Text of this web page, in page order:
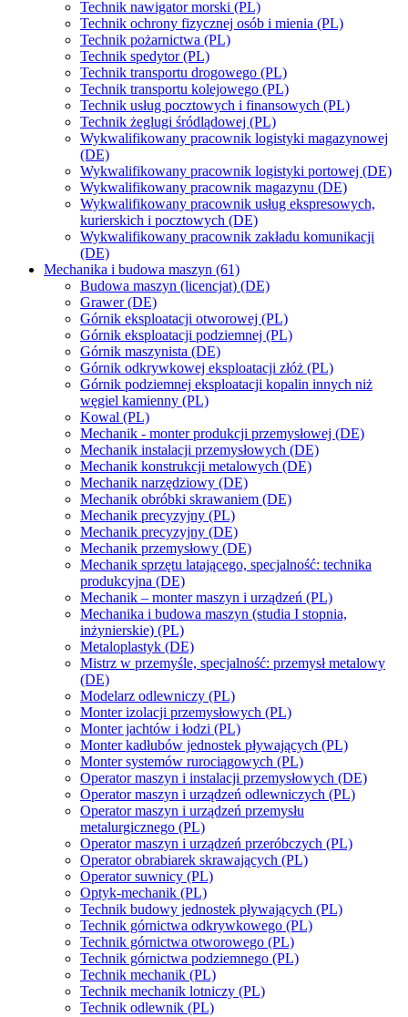
Technik nawigator morski (PL)
Technik ochrony fizycznej osób i mienia (PL)
Technik pożarnictwa (PL)
Technik spedytor (PL)
Technik transportu drogowego (PL)
Technik transportu kolejowego (PL)
Technik usług pocztowych i finansowych (PL)
Technik żeglugi śródlądowej (PL)
Wykwalifikowany pracownik logistyki magazynowej
(DE)
Wykwalifikowany pracownik logistyki portowej (DE)
Wykwalifikowany pracownik magazynu (DE)
Wykwalifikowany pracownik usług ekspresowych,
kurierskich i pocztowych (DE)
Wykwalifikowany pracownik zakładu komunikacji
(DE)
Mechanika i budowa maszyn (61)
Budowa maszyn (licencjat) (DE)
Grawer (DE)
Górnik eksploatacji otworowej (PL)
Górnik eksploatacji podziemnej (PL)
Górnik maszynista (DE)
Górnik odkrywkowej eksploatacji złóż (PL)
Górnik podziemnej eksploatacji kopalin innych niż
węgiel kamienny (PL)
Kowal (PL)
Mechanik - monter produkcji przemysłowej (DE)
Mechanik instalacji przemysłowych (DE)
Mechanik konstrukcji metalowych (DE)
Mechanik narzędziowy (DE)
Mechanik obróbki skrawaniem (DE)
Mechanik precyzyjny (PL)
Mechanik precyzyjny (DE)
Mechanik przemysłowy (DE)
Mechanik sprzętu latającego, specjalność: technika
produkcyjna (DE)
Mechanik – monter maszyn i urządzeń (PL)
Mechanika i budowa maszyn (studia I stopnia,
inżynierskie) (PL)
Metaloplastyk (DE)
Mistrz w przemyśle, specjalność: przemysł metalowy
(DE)
Modelarz odlewniczy (PL)
Monter izolacji przemysłowych (PL)
Monter jachtów i łodzi (PL)
Monter kadłubów jednostek pływających (PL)
Monter systemów rurociągowych (PL)
Operator maszyn i instalacji przemysłowych (DE)
Operator maszyn i urządzeń odlewniczych (PL)
Operator maszyn i urządzeń przemysłu
metalurgicznego (PL)
Operator maszyn i urządzeń przeróbczych (PL)
Operator obrabiarek skrawających (PL)
Operator suwnicy (PL)
Optyk-mechanik (PL)
Technik budowy jednostek pływających (PL)
Technik górnictwa odkrywkowego (PL)
Technik górnictwa otworowego (PL)
Technik górnictwa podziemnego (PL)
Technik mechanik (PL)
Technik mechanik lotniczy (PL)
Technik odlewnik (PL)